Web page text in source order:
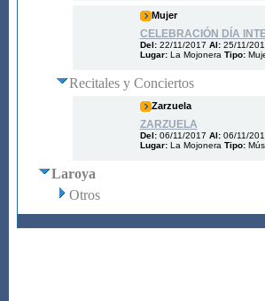
Mujer
CELEBRACIÓN DÍA
Del: 22/11/2017 Al: 25/11/
Lugar: La Mojonera Tipo:
Recitales y Conciertos
Zarzuela
ZARZUELA
Del: 06/11/2017 Al: 06/11/
Lugar: La Mojonera Tipo:
Laroya
Otros